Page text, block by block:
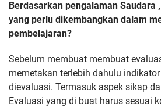
Berdasarkan pengalaman Saudara
yang perlu dikembangkan dalam
pembelajaran?
Sebelum membuat membuat
memetakan terlebih dahulu
dievaluasi. Termasuk aspek sikap
Evaluasi yang di buat harus sesuai